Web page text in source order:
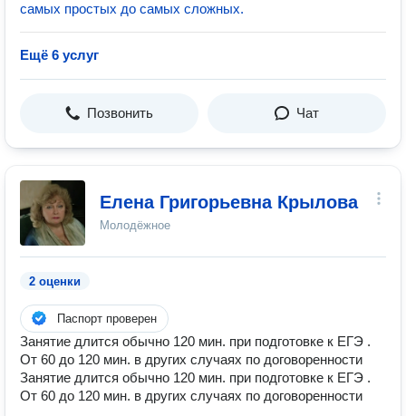
самых простых до самых сложных.
Ещё 6 услуг
Позвонить Чат
Елена Григорьевна Крылова
Молодёжное
2 оценки
Паспорт проверен
Занятие длится обычно 120 мин. при подготовке к ЕГЭ .
От 60 до 120 мин. в других случаях по договоренности
Занятие длится обычно 120 мин. при подготовке к ЕГЭ .
От 60 до 120 мин. в других случаях по договоренности